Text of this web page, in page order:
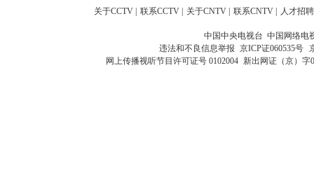
关于CCTV 联系CCTV 关于CNTV 联系CNTV 人才招聘
中国中央电视台 中国网络电
违法和不良信息举报 京ICP证060535号
网上传播视听节目许可证号 0102004 新出网证（京）